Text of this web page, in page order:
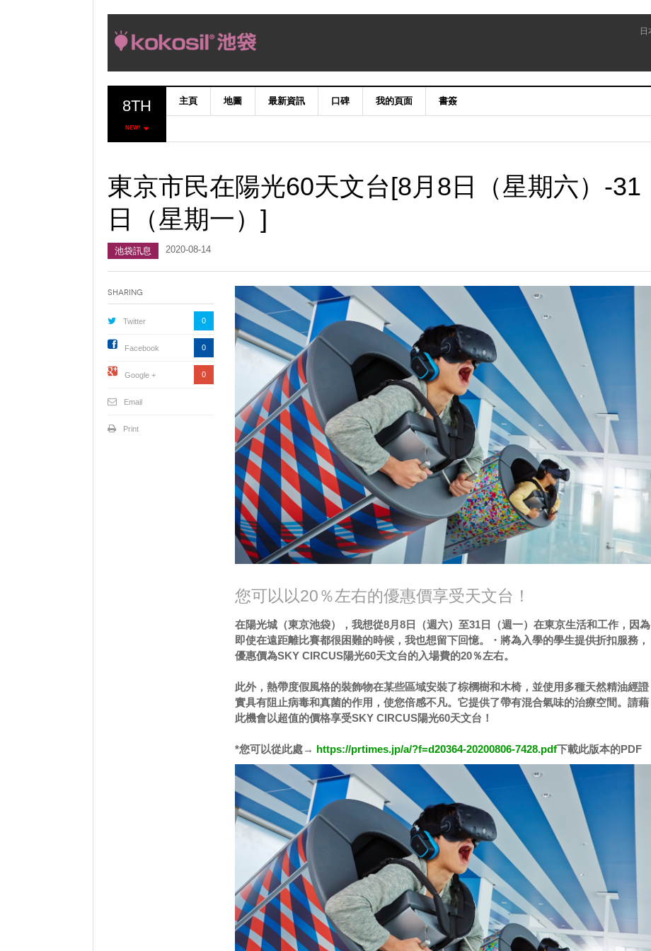
8TH
NEW!
主頁 地圖 最新資訊 口碑 我的頁面 書簽
東京市民在陽光60天文台[8月8日（星期六）-31
日（星期一）]
池袋訊息 2020-08-14
您可以以20％左右的優惠價享受天文台！
在陽光城（東京池袋），我想從8月8日（週六）至31日（週一）在東京生活和工作，因為
即使在遠距離比賽都很困難的時候，我也想留下回憶。・將為入學的學生提供折扣服務，
優惠價為SKY CIRCUS陽光60天文台的入場費的20％左右。
此外，熱帶度假風格的裝飾物在某些區域安裝了棕櫚樹和木椅，並使用多種天然精油經證
實具有阻止病毒和真菌的作用，使您倍感不凡。它提供了帶有混合氣味的治療空間。請藉
此機會以超值的價格享受SKY CIRCUS陽光60天文台！
*您可以從此處→ https://prtimes.jp/a/?f=d20364-20200806-7428.pdf下載此版本的PDF
Sharing
Twitter 0
Facebook 0
Google + 0
Email
Print